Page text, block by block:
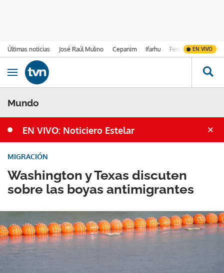
Últimas noticias José Raúl Mulino Cepanim Ifarhu Fenómeno de El
EN VIVO
Ir al contenido
Obrir navegació
Mundo
EN VIVO: Noticiero Estelar
Washington y Texas discuten
sobre las boyas antimigrantes
MIGRACIÓN